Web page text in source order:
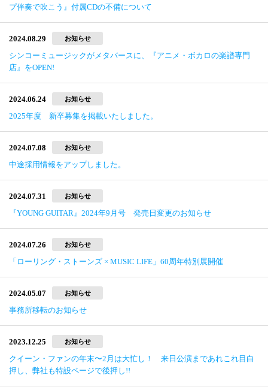
プ伴奏で吹こう』付属CDの不備について
2024.08.29 お知らせ
シンコーミュージックがメタバースに、『アニメ・ボカロの楽譜専門
店』をOPEN!
2024.06.24 お知らせ
2025年度 新卒募集を掲載いたしました。
2024.07.08 お知らせ
中途採用情報をアップしました。
2024.07.31 お知らせ
『YOUNG GUITAR』2024年9月号 発売日変更のお知らせ
2024.07.26 お知らせ
「ローリング・ストーンズ × MUSIC LIFE」60周年特別展開催
2024.05.07 お知らせ
事務所移転のお知らせ
2023.12.25 お知らせ
クイーン・ファンの年末〜2月は大忙し！ 来日公演まであれこれ目白
押し、弊社も特設ページで後押し!!